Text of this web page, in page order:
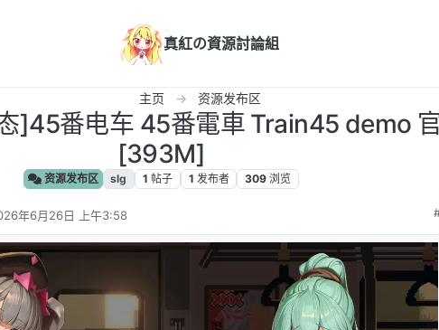
真紅の資源討論組
主页 资源发布区
]45番电车 45番電車 Train45 demo
[393M]
资源发布区 slg 1 帖子 1 发布者 309 浏览
年6月26日 上午3:58
编辑